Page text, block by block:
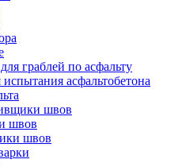
граблей по асфальту
асфальтобетона
швов
швов
швов